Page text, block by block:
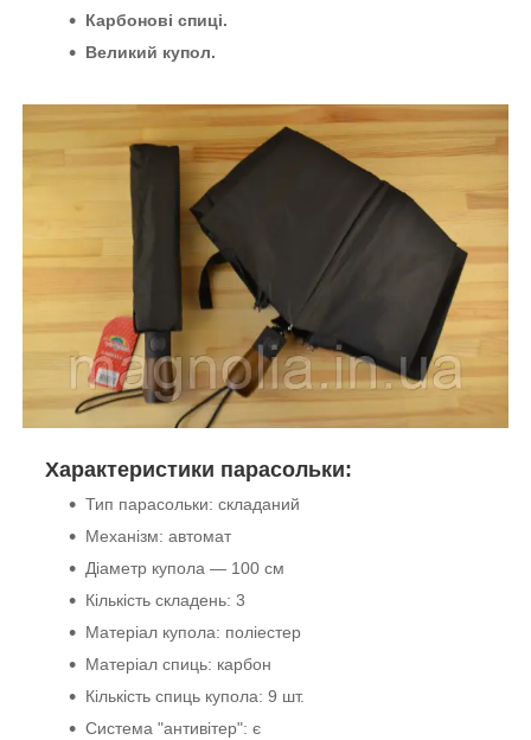
Карбонові спиці.
Великий купол.
Характеристики парасольки:
Тип парасольки: складаний
Механізм: автомат
Діаметр купола — 100 см
Кількість складень: 3
Матеріал купола: поліестер
Матеріал спиць: карбон
Кількість спиць купола: 9 шт.
Система "антивітер": є